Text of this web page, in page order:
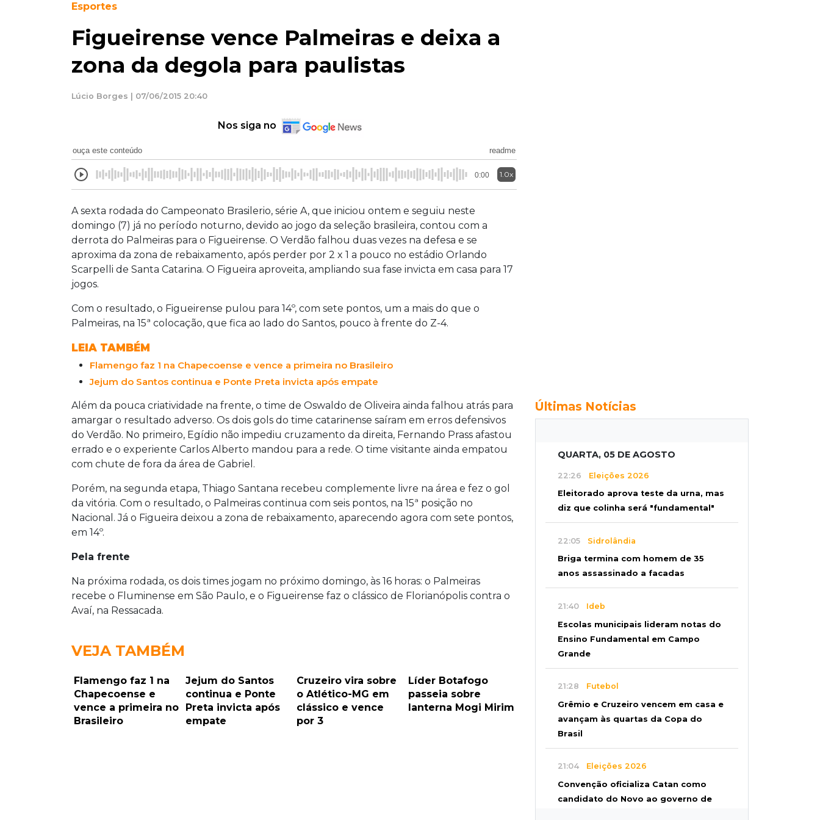
Esportes
Figueirense vence Palmeiras e deixa a
zona da degola para paulistas
Lúcio Borges | 07/06/2015 20:40
Nos siga no
ouça este conteúdo readme
0:00 1.0x
A sexta rodada do Campeonato Brasilerio, série A, que iniciou ontem e seguiu neste
domingo (7) já no período noturno, devido ao jogo da seleção brasileira, contou com a
derrota do Palmeiras para o Figueirense. O Verdão falhou duas vezes na defesa e se
aproxima da zona de rebaixamento, após perder por 2 x 1 a pouco no estádio Orlando
Scarpelli de Santa Catarina. O Figueira aproveita, ampliando sua fase invicta em casa para 17
jogos.
Com o resultado, o Figueirense pulou para 14º, com sete pontos, um a mais do que o
Palmeiras, na 15ª colocação, que fica ao lado do Santos, pouco à frente do Z-4.
LEIA TAMBÉM
Flamengo faz 1 na Chapecoense e vence a primeira no Brasileiro
Jejum do Santos continua e Ponte Preta invicta após empate
Além da pouca criatividade na frente, o time de Oswaldo de Oliveira ainda falhou atrás para
amargar o resultado adverso. Os dois gols do time catarinense saíram em erros defensivos
do Verdão. No primeiro, Egídio não impediu cruzamento da direita, Fernando Prass afastou
errado e o experiente Carlos Alberto mandou para a rede. O time visitante ainda empatou
com chute de fora da área de Gabriel.
Porém, na segunda etapa, Thiago Santana recebeu complemente livre na área e fez o gol
da vitória. Com o resultado, o Palmeiras continua com seis pontos, na 15ª posição no
Nacional. Já o Figueira deixou a zona de rebaixamento, aparecendo agora com sete pontos,
em 14º.
Pela frente
Na próxima rodada, os dois times jogam no próximo domingo, às 16 horas: o Palmeiras
recebe o Fluminense em São Paulo, e o Figueirense faz o clássico de Florianópolis contra o
Avaí, na Ressacada.
VEJA TAMBÉM
Flamengo faz 1 na
Chapecoense e
vence a primeira no
Brasileiro
Jejum do Santos
continua e Ponte
Preta invicta após
empate
Cruzeiro vira sobre
o Atlético-MG em
clássico e vence
por 3
Líder Botafogo
passeia sobre
lanterna Mogi Mirim
Últimas Notícias
QUARTA, 05 DE AGOSTO
22:26 Eleições 2026
Eleitorado aprova teste da urna, mas
diz que colinha será "fundamental"
22:05 Sidrolândia
Briga termina com homem de 35
anos assassinado a facadas
21:40 Ideb
Escolas municipais lideram notas do
Ensino Fundamental em Campo
Grande
21:28 Futebol
Grêmio e Cruzeiro vencem em casa e
avançam às quartas da Copa do
Brasil
21:04 Eleições 2026
Convenção oficializa Catan como
candidato do Novo ao governo de